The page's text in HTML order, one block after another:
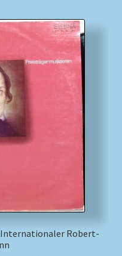
Internationaler Robert-